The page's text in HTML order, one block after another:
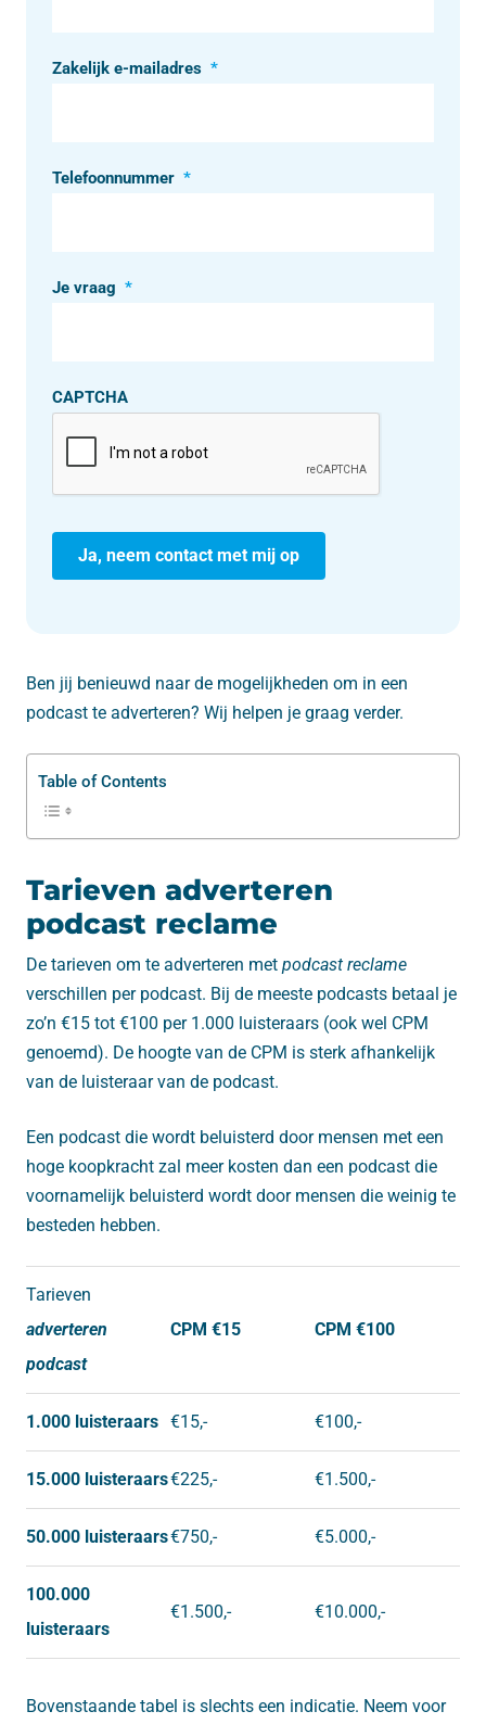
Zakelijk e-mailadres *
Telefoonnummer *
Je vraag *
CAPTCHA
Ben jij benieuwd naar de mogelijkheden om in een
podcast te adverteren? Wij helpen je graag verder.
Table of Contents
Tarieven adverteren
podcast reclame
De tarieven om te adverteren met podcast reclame
verschillen per podcast. Bij de meeste podcasts betaal je
zo’n €15 tot €100 per 1.000 luisteraars (ook wel CPM
genoemd). De hoogte van de CPM is sterk afhankelijk
van de luisteraar van de podcast.
Een podcast die wordt beluisterd door mensen met een
hoge koopkracht zal meer kosten dan een podcast die
voornamelijk beluisterd wordt door mensen die weinig te
besteden hebben.
Tarieven
adverteren
podcast
CPM €15 CPM €100
1.000 luisteraars €15,- €100,-
15.000 luisteraars€225,- €1.500,-
50.000 luisteraars€750,- €5.000,-
100.000
luisteraars
€1.500,- €10.000,-
Bovenstaande tabel is slechts een indicatie. Neem voor